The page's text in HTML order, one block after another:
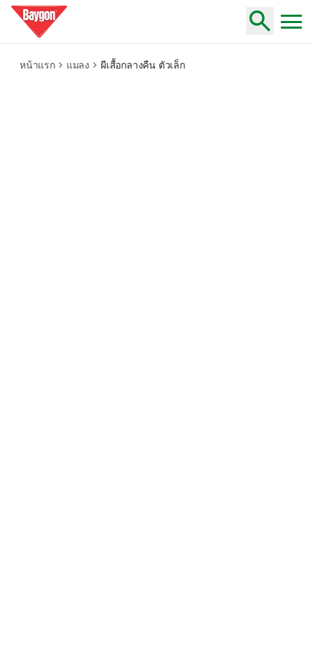
cloth-moths
หน้าแรก แมลง ผีเสื้อกลางคืน ตัวเล็ก